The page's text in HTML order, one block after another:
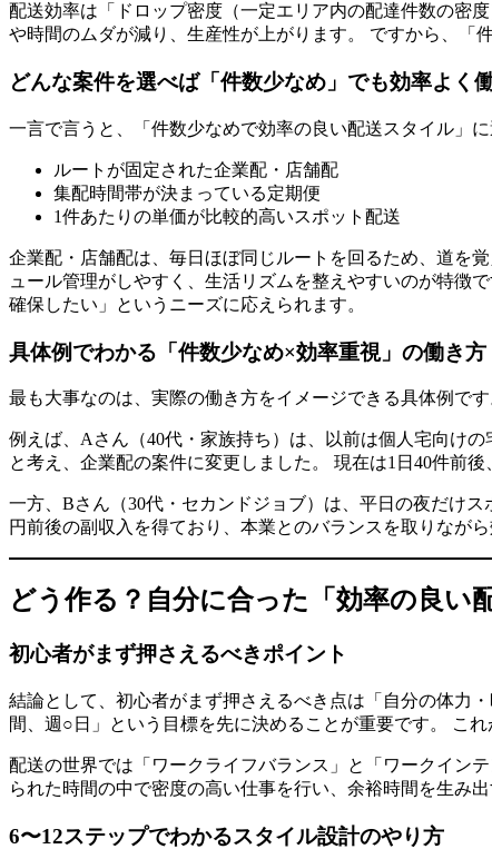
配送効率は「ドロップ密度（一定エリア内の配達件数の密
や時間のムダが減り、生産性が上がります。 ですから、「
どんな案件を選べば「件数少なめ」でも効率よく
一言で言うと、「件数少なめで効率の良い配送スタイル」
ルートが固定された企業配・店舗配
集配時間帯が決まっている定期便
1件あたりの単価が比較的高いスポット配送
企業配・店舗配は、毎日ほぼ同じルートを回るため、道を
ュール管理がしやすく、生活リズムを整えやすいのが特徴
確保したい」というニーズに応えられます。
具体例でわかる「件数少なめ×効率重視」の働き方
最も大事なのは、実際の働き方をイメージできる具体例です
例えば、Aさん（40代・家族持ち）は、以前は個人宅向け
と考え、企業配の案件に変更しました。 現在は1日40件前
一方、Bさん（30代・セカンドジョブ）は、平日の夜だけ
円前後の副収入を得ており、本業とのバランスを取りなが
どう作る？自分に合った「効率の良い
初心者がまず押さえるべきポイント
結論として、初心者がまず押さえるべき点は「自分の体力
間、週○日」という目標を先に決めることが重要です。 こ
配送の世界では「ワークライフバランス」と「ワークイン
られた時間の中で密度の高い仕事を行い、余裕時間を生み出
6〜12ステップでわかるスタイル設計のやり方